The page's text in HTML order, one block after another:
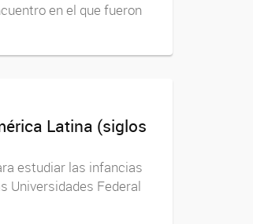
en el que fueron
Latina (siglos
estudiar las infancias
Universidades Federal